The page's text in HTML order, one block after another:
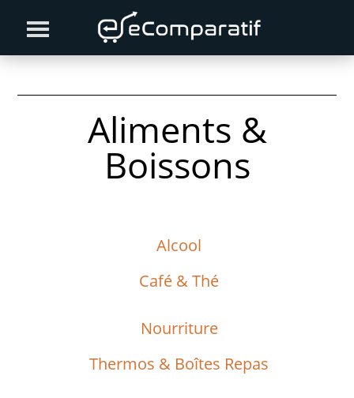
primary
navigation
content
Aliments &
Boissons
Alcool
Café & Thé
Nourriture
Thermos & Boîtes Repas